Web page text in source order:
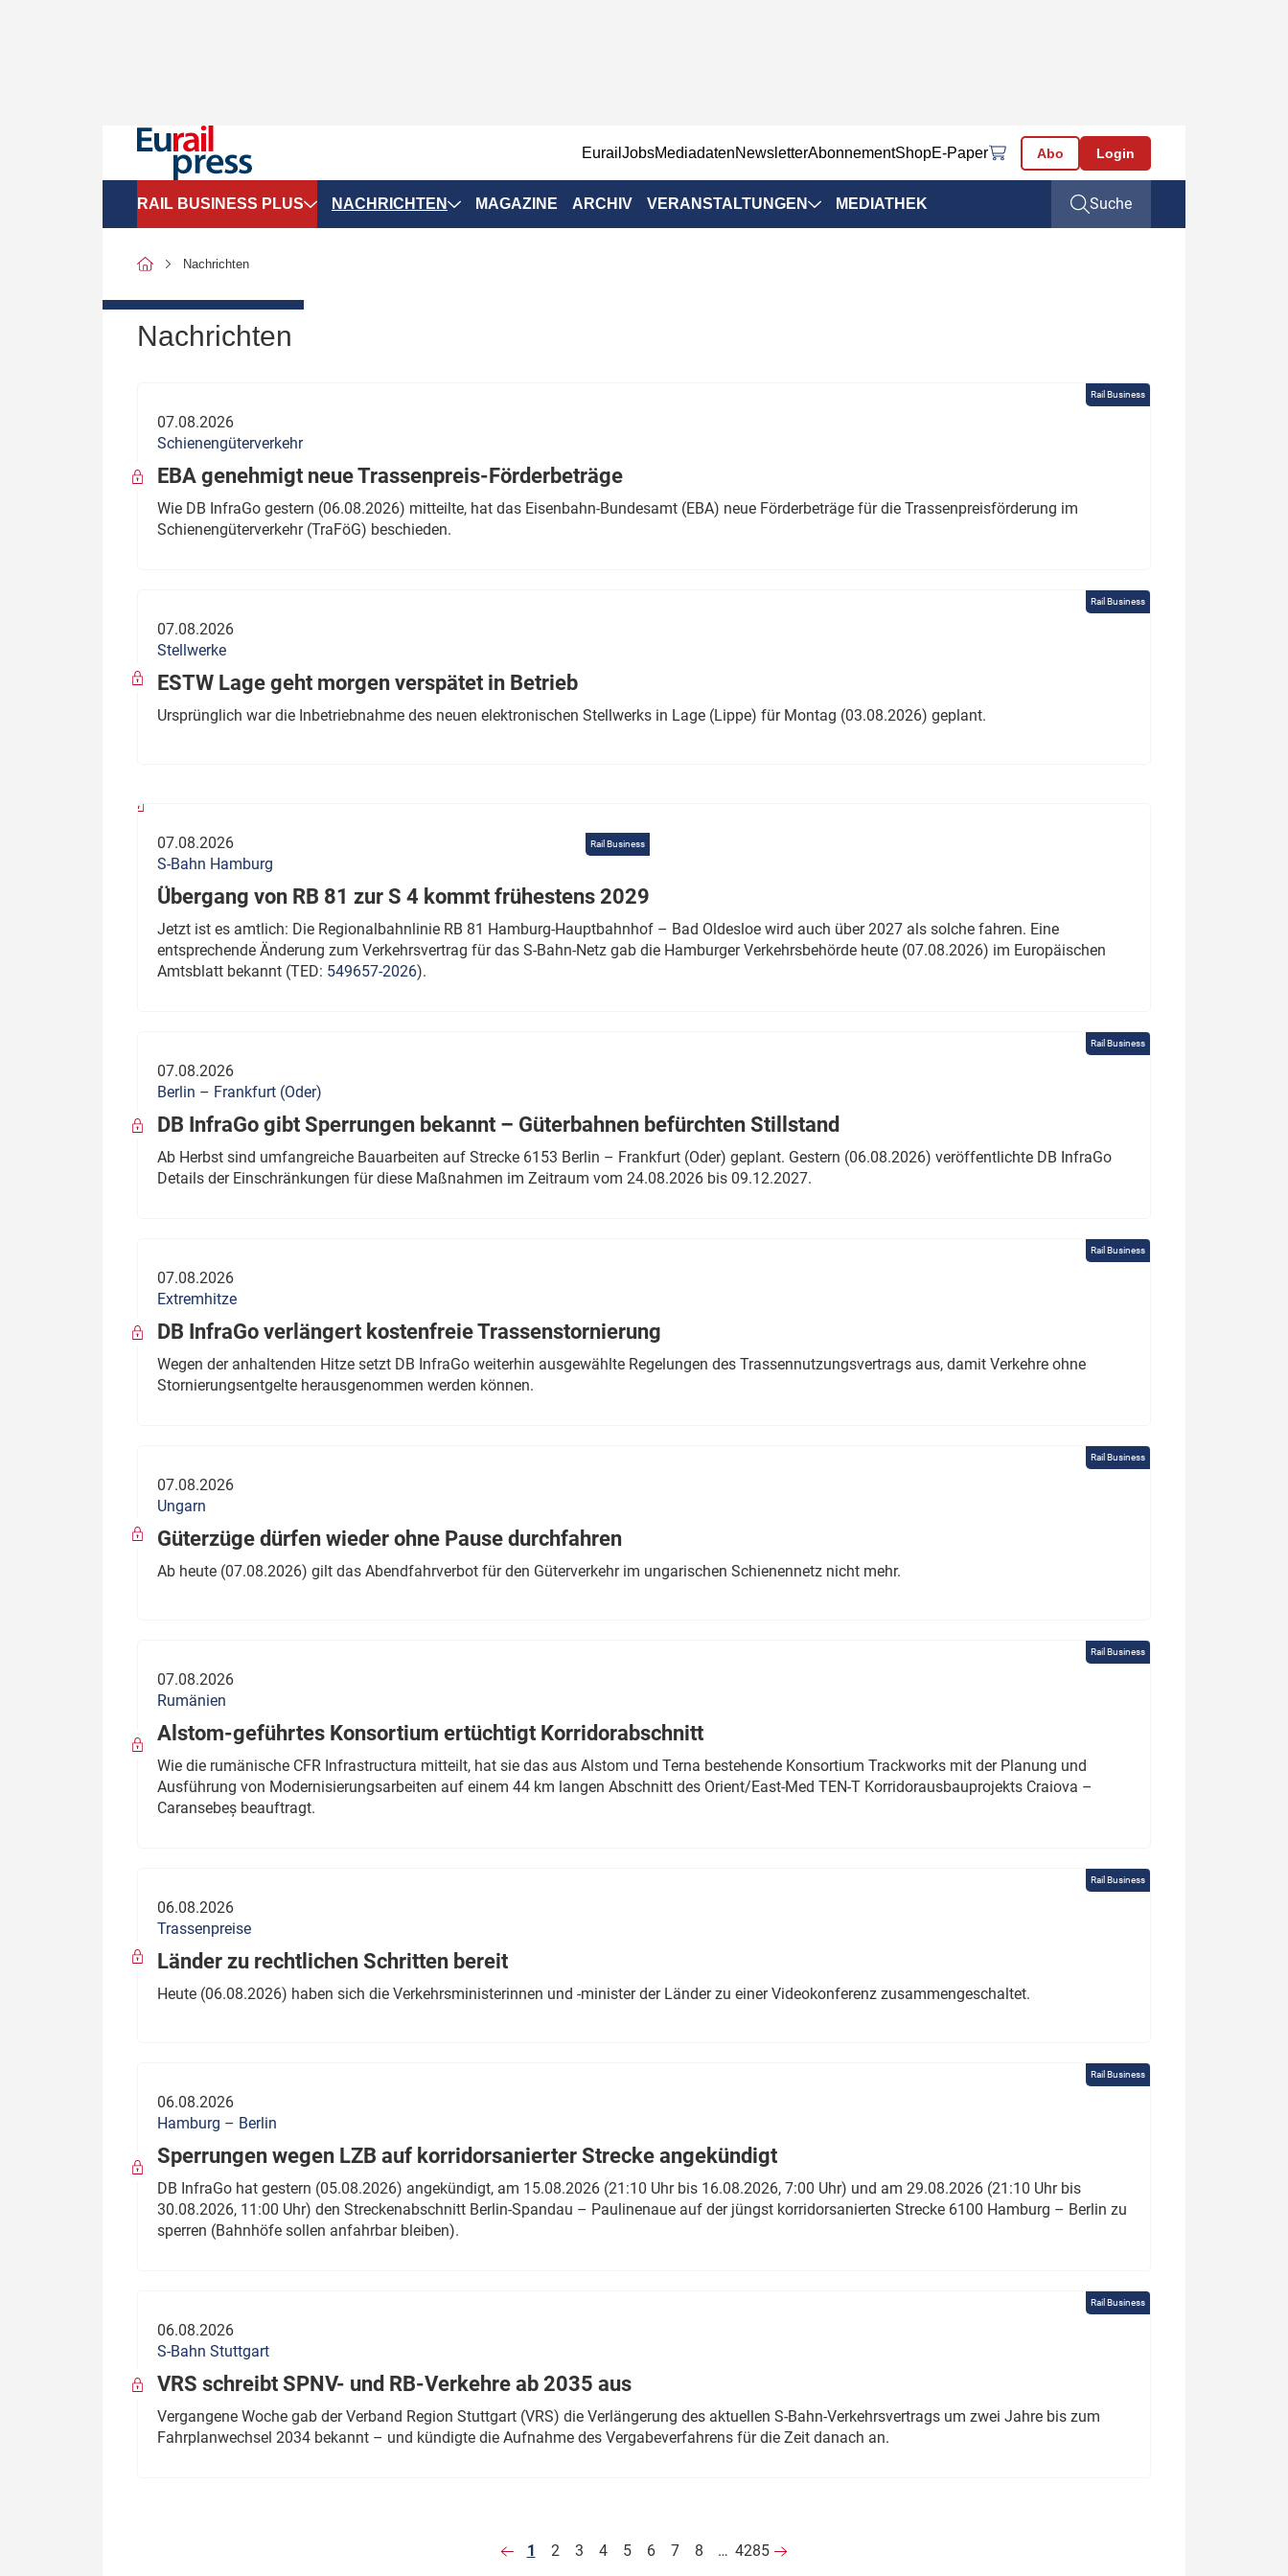
EurailJobsMediadatenNewsletterAbonnementShopE-Paper Abo Login
RAIL BUSINESS PLUS
SPNV-Marktdaten
Politik
Verbände: Wer spricht für
wen?
Thema des Monats
Dossier: Generalsanierung
Dossier: ETCS
NACHRICHTEN
Infrastruktur & Ausrüstung
ÖPNV
MAGAZINE ARCHIV VERANSTALTUNGEN MEDIATHEK Suche
Nachrichten
Nachrichten
Rail Business
07.08.2026
Schienengüterverkehr
EBA genehmigt neue Trassenpreis-Förderbeträge
Wie DB InfraGo gestern (06.08.2026) mitteilte, hat das Eisenbahn-Bundesamt (EBA) neue Förderbeträge für die Trassenpreisförderung im
Schienengüterverkehr (TraFöG) beschieden.
Rail Business
07.08.2026
Stellwerke
ESTW Lage geht morgen verspätet in Betrieb
Ursprünglich war die Inbetriebnahme des neuen elektronischen Stellwerks in Lage (Lippe) für Montag (03.08.2026) geplant.
Rail Business
07.08.2026
S-Bahn Hamburg
Übergang von RB 81 zur S 4 kommt frühestens 2029
Jetzt ist es amtlich: Die Regionalbahnlinie RB 81 Hamburg-Hauptbahnhof – Bad Oldesloe wird auch über 2027 als solche fahren. Eine
entsprechende Änderung zum Verkehrsvertrag für das S-Bahn-Netz gab die Hamburger Verkehrsbehörde heute (07.08.2026) im Europäischen
Amtsblatt bekannt (TED: 549657-2026).
Rail Business
07.08.2026
Berlin – Frankfurt (Oder)
DB InfraGo gibt Sperrungen bekannt – Güterbahnen befürchten Stillstand
Ab Herbst sind umfangreiche Bauarbeiten auf Strecke 6153 Berlin – Frankfurt (Oder) geplant. Gestern (06.08.2026) veröffentlichte DB InfraGo
Details der Einschränkungen für diese Maßnahmen im Zeitraum vom 24.08.2026 bis 09.12.2027.
Rail Business
07.08.2026
Extremhitze
DB InfraGo verlängert kostenfreie Trassenstornierung
Wegen der anhaltenden Hitze setzt DB InfraGo weiterhin ausgewählte Regelungen des Trassennutzungsvertrags aus, damit Verkehre ohne
Stornierungsentgelte herausgenommen werden können.
Rail Business
07.08.2026
Ungarn
Güterzüge dürfen wieder ohne Pause durchfahren
Ab heute (07.08.2026) gilt das Abendfahrverbot für den Güterverkehr im ungarischen Schienennetz nicht mehr.
Rail Business
07.08.2026
Rumänien
Alstom-geführtes Konsortium ertüchtigt Korridorabschnitt
Wie die rumänische CFR Infrastructura mitteilt, hat sie das aus Alstom und Terna bestehende Konsortium Trackworks mit der Planung und
Ausführung von Modernisierungsarbeiten auf einem 44 km langen Abschnitt des Orient/East-Med TEN-T Korridorausbauprojekts Craiova –
Caransebeș beauftragt.
Rail Business
06.08.2026
Trassenpreise
Länder zu rechtlichen Schritten bereit
Heute (06.08.2026) haben sich die Verkehrsministerinnen und -minister der Länder zu einer Videokonferenz zusammengeschaltet.
Rail Business
06.08.2026
Hamburg – Berlin
Sperrungen wegen LZB auf korridorsanierter Strecke angekündigt
DB InfraGo hat gestern (05.08.2026) angekündigt, am 15.08.2026 (21:10 Uhr bis 16.08.2026, 7:00 Uhr) und am 29.08.2026 (21:10 Uhr bis
30.08.2026, 11:00 Uhr) den Streckenabschnitt Berlin-Spandau – Paulinenaue auf der jüngst korridorsanierten Strecke 6100 Hamburg – Berlin zu
sperren (Bahnhöfe sollen anfahrbar bleiben).
Rail Business
06.08.2026
S-Bahn Stuttgart
VRS schreibt SPNV- und RB-Verkehre ab 2035 aus
Vergangene Woche gab der Verband Region Stuttgart (VRS) die Verlängerung des aktuellen S-Bahn-Verkehrsvertrags um zwei Jahre bis zum
Fahrplanwechsel 2034 bekannt – und kündigte die Aufnahme des Vergabeverfahrens für die Zeit danach an.
1 2 3 4 5 6 7 8 … 4285